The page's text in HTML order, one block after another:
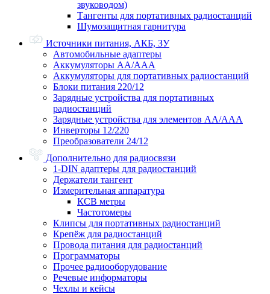
звуководом)
Тангенты для портативных радиостанций
Шумозащитная гарнитура
Источники питания, АКБ, ЗУ
Автомобильные адаптеры
Аккумуляторы АА/ААА
Аккумуляторы для портативных радиостанций
Блоки питания 220/12
Зарядные устройства для портативных
радиостанций
Зарядные устройства для элементов АА/ААА
Инверторы 12/220
Преобразователи 24/12
Дополнительно для радиосвязи
1-DIN адаптеры для радиостанций
Держатели тангент
Измерительная аппаратура
КСВ метры
Частотомеры
Клипсы для портативных радиостанций
Крепёж для радиостанций
Провода питания для радиостанций
Программаторы
Прочее радиооборудование
Речевые информаторы
Чехлы и кейсы